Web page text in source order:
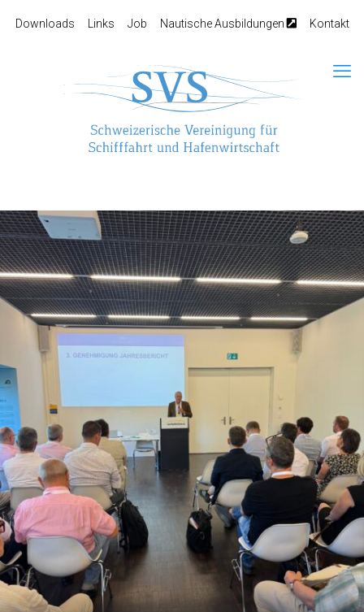
Downloads Links Job Nautische Ausbildungen Kontakt